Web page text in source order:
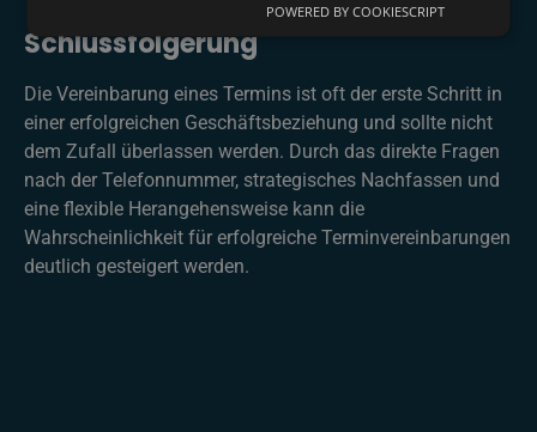
Schlussfolgerung
Die Vereinbarung eines Termins ist oft der erste Schritt in
einer erfolgreichen Geschäftsbeziehung und sollte nicht
dem Zufall überlassen werden. Durch das direkte Fragen
nach der Telefonnummer, strategisches Nachfassen und
eine flexible Herangehensweise kann die
Wahrscheinlichkeit für erfolgreiche Terminvereinbarungen
deutlich gesteigert werden.
POWERED BY COOKIESCRIPT